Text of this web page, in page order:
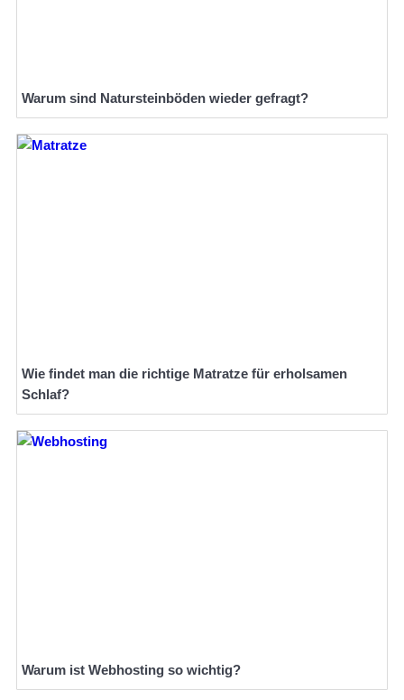
Warum sind Natursteinböden wieder gefragt?
Wie findet man die richtige Matratze für erholsamen
Schlaf?
Warum ist Webhosting so wichtig?